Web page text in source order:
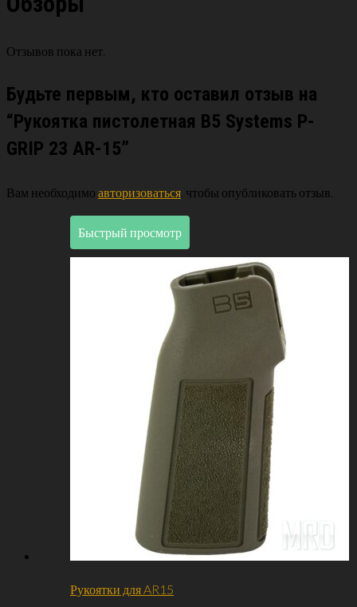
Отзывов пока нет.
Будьте первым, кто оставил отзыв на
“Рукоятка пистолетная B5 Systems P-
GRIP 23 AR-15”
Вам необходимо авторизоваться , чтобы опубликовать отзыв.
Быстрый просмотр
Рукоятки для AR15